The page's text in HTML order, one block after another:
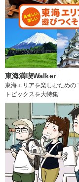
東海満喫Walker
東海エリアを楽しむための
トピックスを大特集